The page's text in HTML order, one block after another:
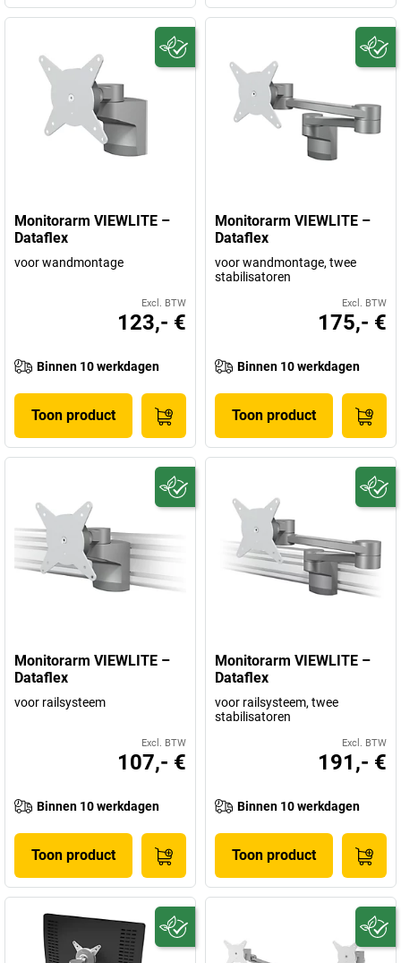
Monitorarm VIEWLITE –
Dataflex
voor wandmontage
Excl. BTW
123,- €
Binnen 10 werkdagen
Toon product
Monitorarm VIEWLITE –
Dataflex
voor wandmontage, twee
stabilisatoren
Excl. BTW
175,- €
Binnen 10 werkdagen
Toon product
Monitorarm VIEWLITE –
Dataflex
voor railsysteem
Excl. BTW
107,- €
Binnen 10 werkdagen
Toon product
Monitorarm VIEWLITE –
Dataflex
voor railsysteem, twee
stabilisatoren
Excl. BTW
191,- €
Binnen 10 werkdagen
Toon product